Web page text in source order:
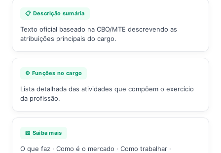
📋 Descrição sumária
Texto oficial baseado na CBO/MTE descrevendo as
atribuições principais do cargo.
⚙️ Funções no cargo
Lista detalhada das atividades que compõem o exercício
da profissão.
📖 Saiba mais
O que faz · Como é o mercado · Como trabalhar ·